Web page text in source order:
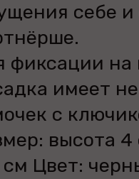
себе и
фиксации на
имеет
с
высота
Цвет: